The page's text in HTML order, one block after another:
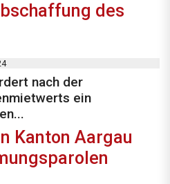
des
nach der
ein
Kanton Aargau